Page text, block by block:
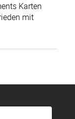
Karten
mit